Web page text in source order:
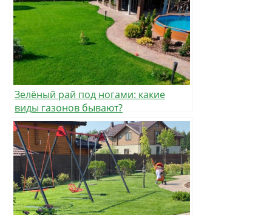
Зелёный рай под ногами: какие
виды газонов бывают?